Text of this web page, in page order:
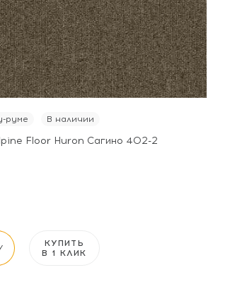
руме В наличии
Floor Huron Сагино 402-2
КУПИТЬ
В 1 КЛИК